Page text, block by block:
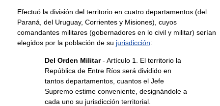
Efectuó la división del territorio en cuatro departamentos (del
Paraná, del Uruguay, Corrientes y Misiones), cuyos
comandantes militares (gobernadores en lo civil y militar) serían
elegidos por la población de su jurisdicción:
Del Orden Militar- Artículo 1. El territorio la
República de Entre Ríos será dividido en
tantos departamentos, cuantos el Jefe
Supremo estime conveniente, designándole a
cada uno su jurisdicción territorial.